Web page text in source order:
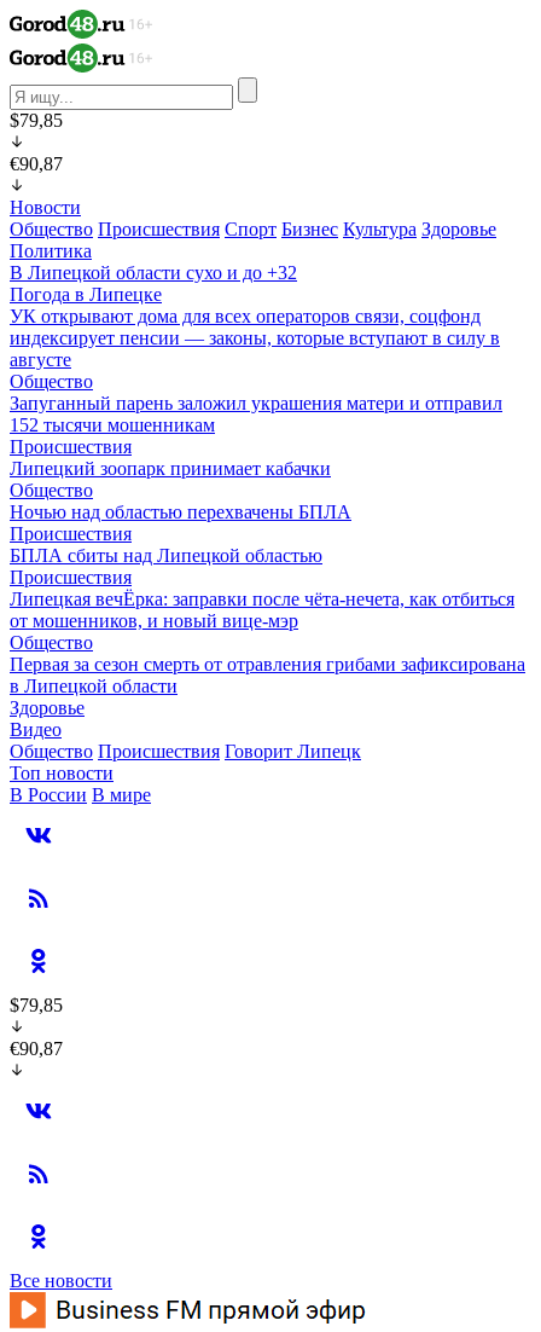
$79,85
€90,87
Новости
Общество Происшествия Спорт Бизнес Культура Здоровье
Политика
В Липецкой области сухо и до +32
Погода в Липецке
УК открывают дома для всех операторов связи, соцфонд
индексирует пенсии — законы, которые вступают в силу в
августе
Общество
Запуганный парень заложил украшения матери и отправил
152 тысячи мошенникам
Происшествия
Липецкий зоопарк принимает кабачки
Общество
Ночью над областью перехвачены БПЛА
Происшествия
БПЛА сбиты над Липецкой областью
Происшествия
Липецкая вечЁрка: заправки после чёта-нечета, как отбиться
от мошенников, и новый вице-мэр
Общество
Первая за сезон смерть от отравления грибами зафиксирована
в Липецкой области
Здоровье
Видео
Общество Происшествия Говорит Липецк
Топ новости
В России В мире
$79,85
€90,87
Все новости